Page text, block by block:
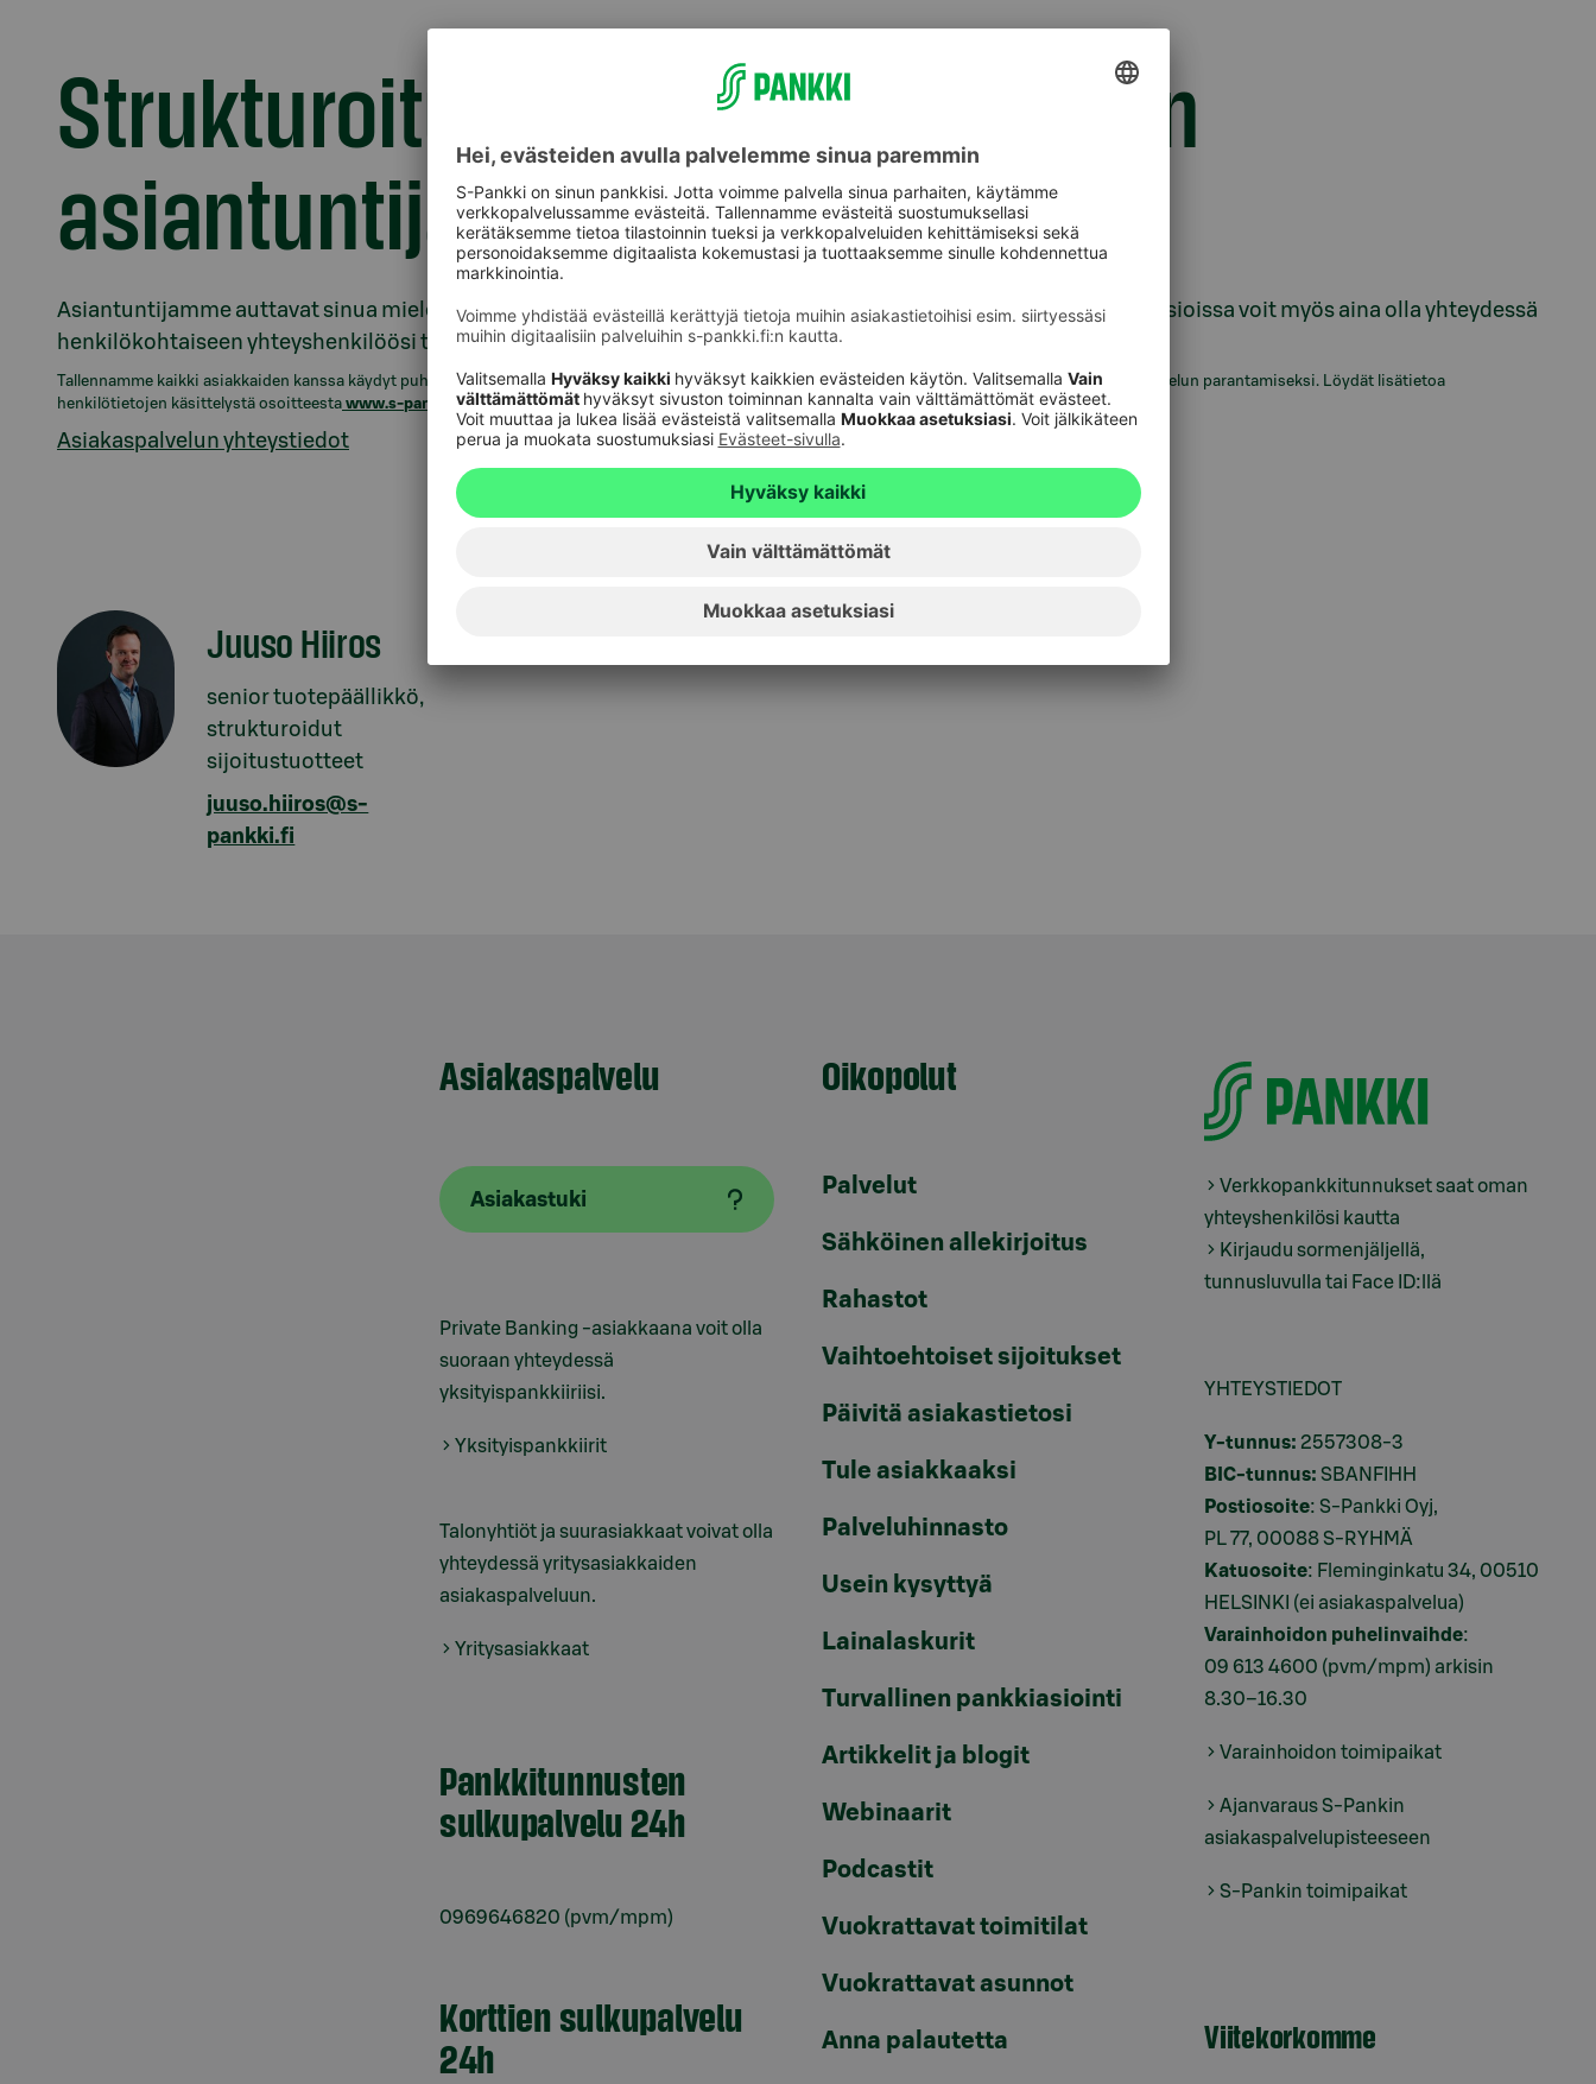
Model.AnchorLinkTargetDescription Asiantuntijat
Strukturoitujen sijoitustuotteiden
asiantuntijat
Asiantuntijamme auttavat sinua mielellään strukturoituihin sijoitustuotteisiin liittyvissä kysymyksissä. Sijoitusasioissa voit myös aina olla yhteydessä
henkilökohtaiseen yhteyshenkilöösi tai asiakaspalveluun.
Tallennamme kaikki asiakkaiden kanssa käydyt puhelut asiakastapahtumien varmentamiseksi, lakisääteisten vaatimusten täyttämiseksi sekä asiakaspalvelun parantamiseksi. Löydät lisätietoa
henkilötietojen käsittelystä osoitteesta www.s-pankki.fi/tietosuoja.
Asiakaspalvelun yhteystiedot
Juuso Hiiros
senior tuotepäällikkö,
strukturoidut
sijoitustuotteet
juuso.hiiros@s-
pankki.fi
Asiakaspalvelu
Asiakastuki
Private Banking -asiakkaana voit olla
suoraan yhteydessä
yksityispankkiiriisi.
Yksityispankkiirit
Talonyhtiöt ja suurasiakkaat voivat olla
yhteydessä yritysasiakkaiden
asiakaspalveluun.
Yritysasiakkaat
Pankkitunnusten
sulkupalvelu 24h
0969646820 (pvm/mpm)
Korttien sulkupalvelu
24h
Oikopolut
Palvelut
Sähköinen allekirjoitus
Rahastot
Vaihtoehtoiset sijoitukset
Päivitä asiakastietosi
Tule asiakkaaksi
Palveluhinnasto
Usein kysyttyä
Lainalaskurit
Turvallinen pankkiasiointi
Artikkelit ja blogit
Webinaarit
Podcastit
Vuokrattavat toimitilat
Vuokrattavat asunnot
Anna palautetta
Verkkopankkitunnukset saat oman
yhteyshenkilösi kautta
Kirjaudu sormenjäljellä,
tunnusluvulla tai Face ID:llä
YHTEYSTIEDOT
Y-tunnus: 2557308-3
BIC-tunnus: SBANFIHH
Postiosoite: S-Pankki Oyj,
PL 77, 00088 S-RYHMÄ
Katuosoite: Fleminginkatu 34, 00510
HELSINKI (ei asiakaspalvelua)
Varainhoidon puhelinvaihde:
09 613 4600 (pvm/mpm) arkisin
8.30–16.30
Varainhoidon toimipaikat
Ajanvaraus S-Pankin
asiakaspalvelupisteeseen
S-Pankin toimipaikat
Viitekorkomme